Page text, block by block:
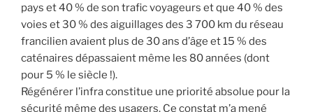
pays et 40 % de son trafic voyageurs et que 40 % des
voies et 30 % des aiguillages des 3 700 km du réseau
francilien avaient plus de 30 ans d’âge et 15 % des
caténaires dépassaient même les 80 années (dont
pour 5 % le siècle !).
Régénérer l’infra constitue une priorité absolue pour la
sécurité même des usagers. Ce constat m’a mené